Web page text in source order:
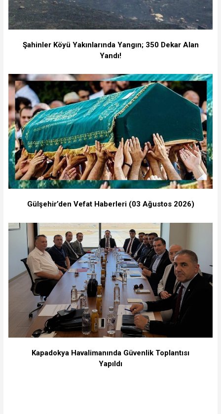
Şahinler Köyü Yakınlarında Yangın; 350 Dekar Alan
Yandı!
Gülşehir’den Vefat Haberleri (03 Ağustos 2026)
Kapadokya Havalimanında Güvenlik Toplantısı
Yapıldı